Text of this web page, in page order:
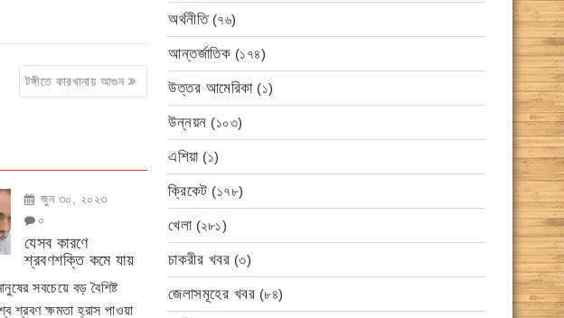
টঙ্গীতে কারখানায় আগুন
জুন ৩০, ২০২৩
০
যেসব কারণে
শ্রবণশক্তি কমে যায়
সবচেয়ে বড় বৈশিষ্ট
শ্রবণ ক্ষমতা হ্রাস পাওয়া
অর্থনীতি(৭৬)
আন্তর্জাতিক (১৭৪)
উত্তর আমেরিকা(১)
উন্নয়ন (১০৩)
এশিয়া(১)
ক্রিকেট (১৭৮)
খেলা(২৮১)
চাকরীর খবর (৩)
জেলাসমূহের খবর (৮৪)